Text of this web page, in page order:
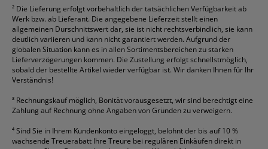
² Die Lieferung erfolgt vorbehaltlich der tatsächlichen Verfügbarkeit ab
Werk bzw. ab Lieferant. Die angegebene Lieferzeit stellt einen
allgemeinen Durschnittswert dar, sie ist nicht rechtsverbindlich, sie kann
deutlich variieren und kann nicht garantiert werden. Aufgrund der
globalen Situation kann es in allen Sortimentsbereichen zu starken
Lieferverzögerungen kommen. Die Zustellung erfolgt schnellstmöglich,
sobald der bestellte Artikel wieder verfügbar ist. Wir danken Ihnen für Ihr
Verständnis!
³ Rechnungskauf möglich, Bonität vorausgesetzt, wir sind berechtigt eine
Zahlung auf Rechnung ohne Angaben von Gründen zu verweigern.
⁴Sind Sie in Ihrem Kundenkonto eingeloggt, belohnt der bis auf 10 %
wachsende Treuerabatt Ihre Treure bei regulären Einkäufen direkt in